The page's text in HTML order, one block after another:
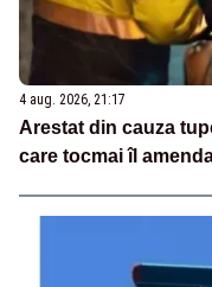
4 aug. 2026, 21:17
Arestat din cauza
care tocmai îl